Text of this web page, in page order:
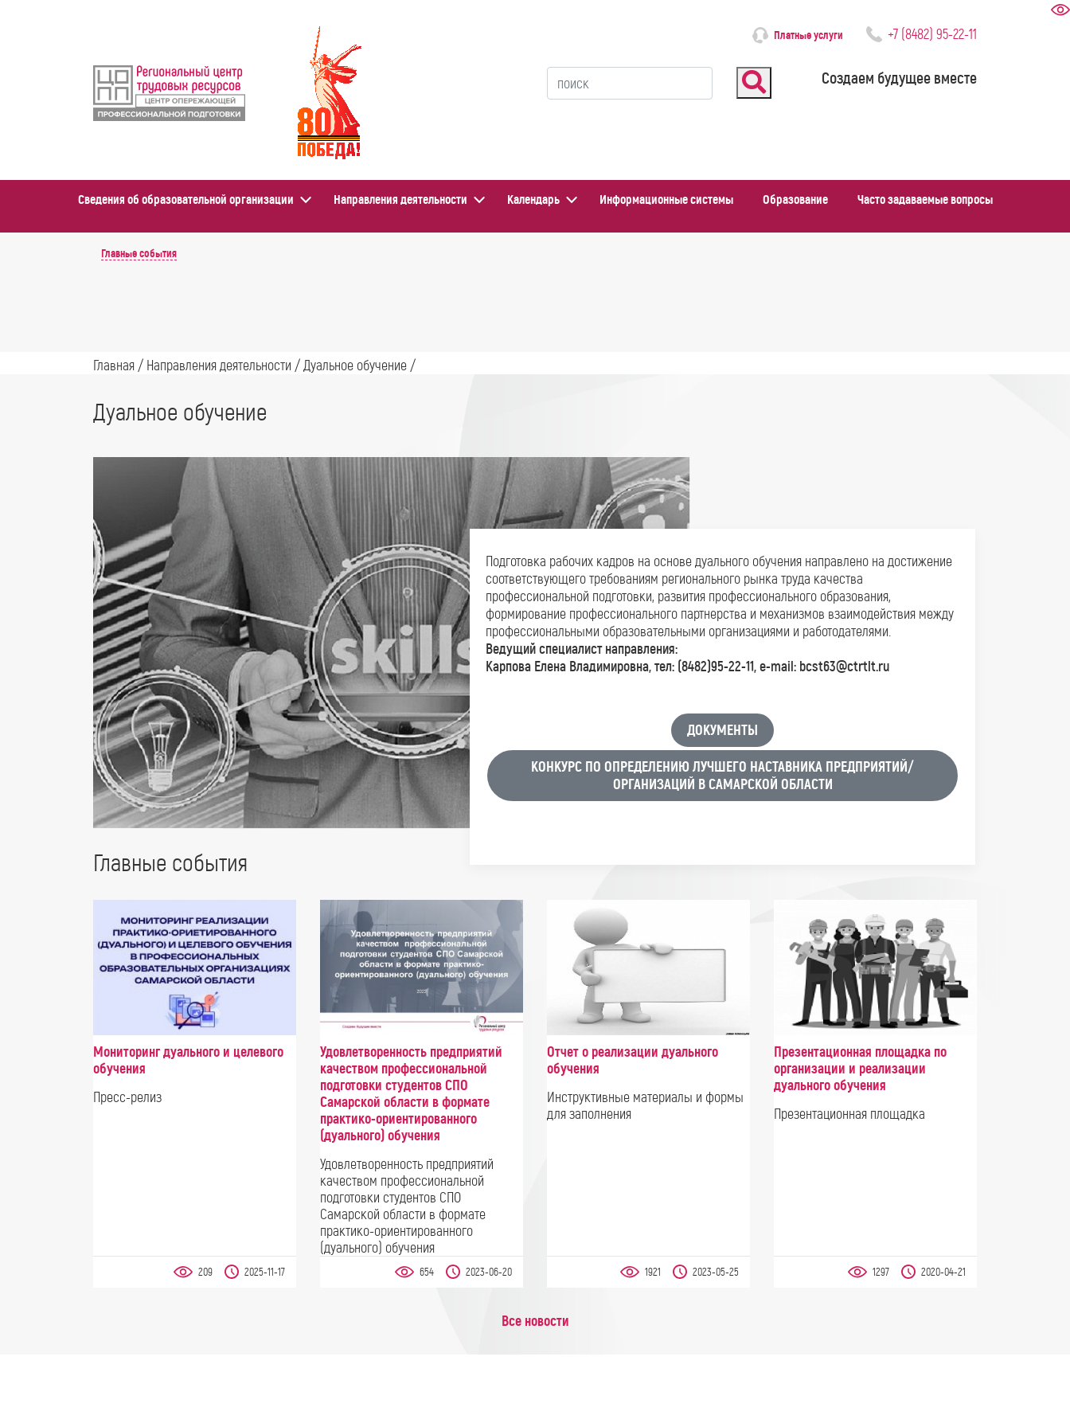
+7 (8482) 95-22-11
Платные услуги
Создаем будущее вместе
Сведения об образовательной организации Направления деятельности Календарь Информационные системы Образование Часто задаваемые вопросы
Главные события
Главная/ Направления деятельности /Дуальное обучение/
Дуальное обучение
Подготовка рабочих кадров на основе дуального обучения направлено на достижение
соответствующего требованиям регионального рынка труда качества
профессиональной подготовки, развития профессионального образования,
формирование профессионального партнерства и механизмов взаимодействия между
профессиональными образовательными организациями и работодателями.
Ведущий специалист направления:
Карпова Елена Владимировна, тел: (8482)95-22-11, e-mail: bcst63@ctrtlt.ru
ДОКУМЕНТЫ
КОНКУРС ПО ОПРЕДЕЛЕНИЮ ЛУЧШЕГО НАСТАВНИКА ПРЕДПРИЯТИЙ/
ОРГАНИЗАЦИЙ В САМАРСКОЙ ОБЛАСТИ
Главные события
Мониторинг дуального и целевого
обучения
Пресс-релиз
2025-11-17
209
Удовлетворенность предприятий
качеством профессиональной
подготовки студентов СПО
Самарской области в формате
практико-ориентированного
(дуального) обучения
Удовлетворенность предприятий
качеством профессиональной
подготовки студентов СПО
Самарской области в формате
практико-ориентированного
(дуального) обучения
2023-06-20
654
Отчет о реализации дуального
обучения
Инструктивные материалы и формы
для заполнения
2023-05-25
1921
Презентационная площадка по
организации и реализации
дуального обучения
Презентационная площадка
2020-04-21
1297
Все новости